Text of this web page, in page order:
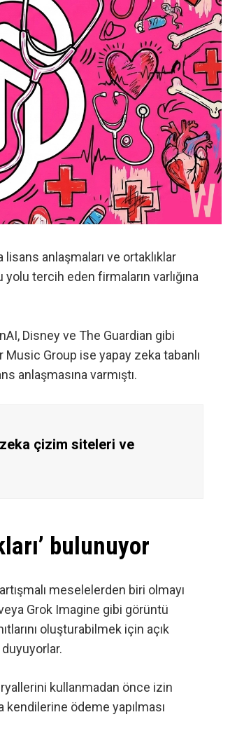
anlaşmaları ve ortaklıklar
yolu tercih eden firmaların varlığına
Disney ve The Guardian gibi
Group ise yapay zeka tabanlı
anlaşmasına varmıştı.
çizim siteleri ve
bulunuyor
meselelerden biri olmayı
Grok Imagine gibi görüntü
oluşturabilmek için açık
kullanmadan önce izin
ödeme yapılması